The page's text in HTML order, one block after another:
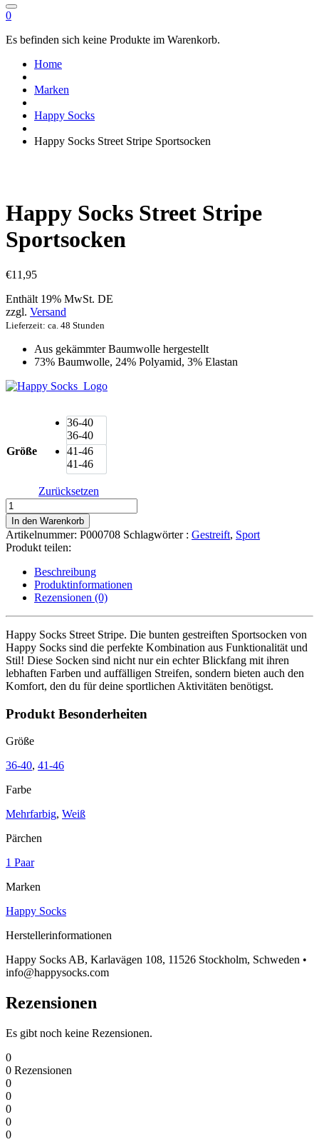
0
Es befinden sich keine Produkte im Warenkorb.
Home
Marken
Happy Socks
Happy Socks Street Stripe Sportsocken
Happy Socks Street Stripe
Sportsocken
€11,95
Enthält 19% MwSt. DE
zzgl. Versand
Lieferzeit: ca. 48 Stunden
Aus gekämmter Baumwolle hergestellt
73% Baumwolle, 24% Polyamid, 3% Elastan
Größe
36-40
36-40
41-46
41-46
Zurücksetzen
Happy
Socks
Street
Stripe
Sportsocken
Menge
In den Warenkorb
Artikelnummer: P000708 Schlagwörter : Gestreift, Sport
Produkt teilen:
Beschreibung
Produktinformationen
Rezensionen (0)
Happy Socks Street Stripe. Die bunten gestreiften Sportsocken von
Happy Socks sind die perfekte Kombination aus Funktionalität und
Stil! Diese Socken sind nicht nur ein echter Blickfang mit ihren
lebhaften Farben und auffälligen Streifen, sondern bieten auch den
Komfort, den du für deine sportlichen Aktivitäten benötigst.
Produkt Besonderheiten
Größe
36-40, 41-46
Farbe
Mehrfarbig, Weiß
Pärchen
1 Paar
Marken
Happy Socks
Herstellerinformationen
Happy Socks AB, Karlavägen 108, 11526 Stockholm, Schweden •
info@happysocks.com
Rezensionen
Es gibt noch keine Rezensionen.
0
0 Rezensionen
0
0
0
0
0